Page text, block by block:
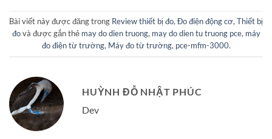
Bài viết này được đăng trong Review thiết bị đo, Đo điện động cơ, Thiết bị
đovà được gắn thẻ may do dien truong, may do dien tu truong pce, máy
đo điện từ trường, Máy đo từ trường, pce-mfm-3000.
HUỲNH ĐỖ NHẬT PHÚC
Dev